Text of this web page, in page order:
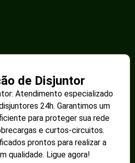
de Disjuntor
Atendimento especializado
24h. Garantimos um
para proteger sua rede
e curtos-circuitos.
prontos para realizar a
qualidade. Ligue agora!